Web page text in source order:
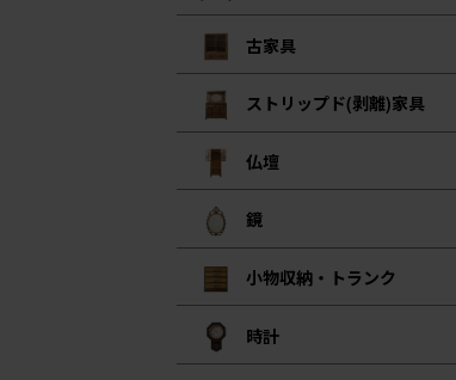
古家具
ストリップド(剥離)家具
仏壇
鏡
小物収納・トランク
時計